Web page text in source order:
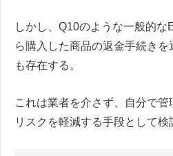
しかし、Q10のような一般的な
ら購入した商品の返金手続き
も存在する。
これは業者を介さず、自分で
リスクを軽減する手段として検